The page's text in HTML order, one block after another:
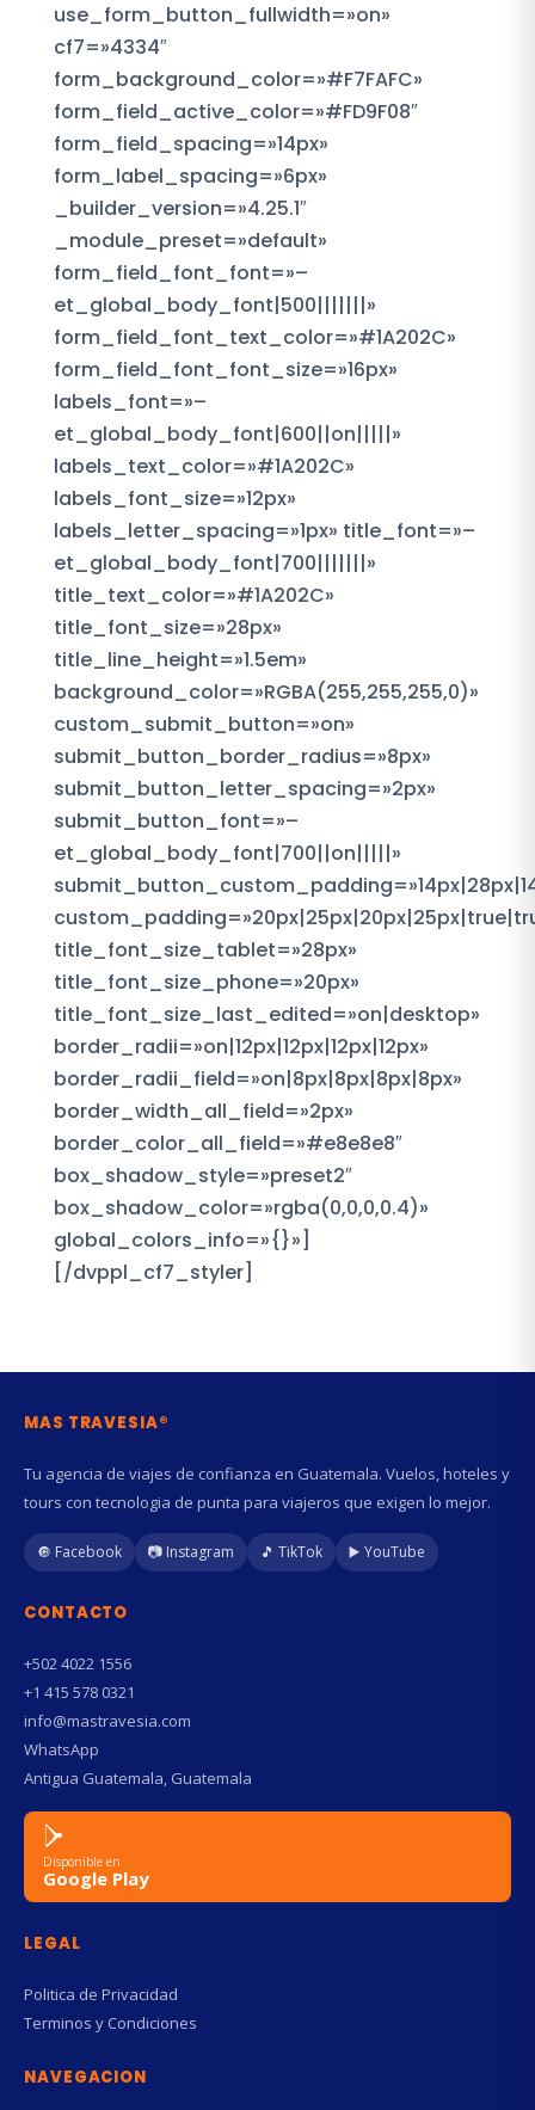
use_form_button_fullwidth=»on»
cf7=»4334″
form_background_color=»#F7FAFC»
form_field_active_color=»#FD9F08″
form_field_spacing=»14px»
form_label_spacing=»6px»
_builder_version=»4.25.1″
_module_preset=»default»
form_field_font_font=»–
et_global_body_font|500|||||||»
form_field_font_text_color=»#1A202C»
form_field_font_font_size=»16px»
labels_font=»–
et_global_body_font|600||on|||||»
labels_text_color=»#1A202C»
labels_font_size=»12px»
labels_letter_spacing=»1px» title_font=»–
et_global_body_font|700|||||||»
title_text_color=»#1A202C»
title_font_size=»28px»
title_line_height=»1.5em»
background_color=»RGBA(255,255,255,0)»
custom_submit_button=»on»
submit_button_border_radius=»8px»
submit_button_letter_spacing=»2px»
submit_button_font=»–
et_global_body_font|700||on|||||»
title_font_size_tablet=»28px»
title_font_size_phone=»20px»
title_font_size_last_edited=»on|desktop»
border_radii=»on|12px|12px|12px|12px»
border_radii_field=»on|8px|8px|8px|8px»
border_width_all_field=»2px»
border_color_all_field=»#e8e8e8″
box_shadow_style=»preset2″
box_shadow_color=»rgba(0,0,0,0.4)»
global_colors_info=»{}»]
[/dvppl_cf7_styler]
MAS TRAVESIA®
Tu agencia de viajes de confianza en Guatemala. Vuelos, hoteles y
tours con tecnologia de punta para viajeros que exigen lo mejor.
🔘 Facebook 📷 Instagram 🎵 TikTok ▶️ YouTube
CONTACTO
+502 4022 1556
+1 415 578 0321
info@mastravesia.com
WhatsApp
Antigua Guatemala, Guatemala
Disponible en
Google Play
LEGAL
Politica de Privacidad
Terminos y Condiciones
NAVEGACION